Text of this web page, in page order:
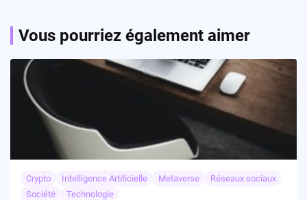
Vous pourriez également aimer
Crypto Intelligence Artificielle Metaverse
Réseaux sociaux
Société
Technologie